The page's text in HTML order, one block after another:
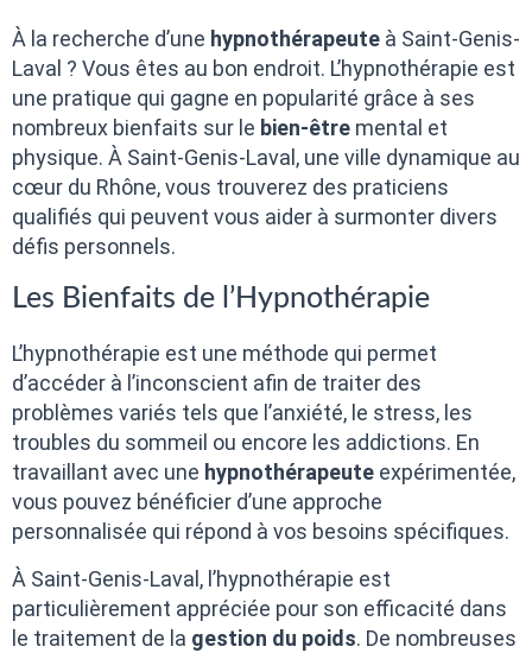
À la recherche d’une hypnothérapeute à Saint-Genis-
Laval ? Vous êtes au bon endroit. L’hypnothérapie est
une pratique qui gagne en popularité grâce à ses
nombreux bienfaits sur le bien-être mental et
physique. À Saint-Genis-Laval, une ville dynamique au
cœur du Rhône, vous trouverez des praticiens
qualifiés qui peuvent vous aider à surmonter divers
défis personnels.
Les Bienfaits de l’Hypnothérapie
L’hypnothérapie est une méthode qui permet
d’accéder à l’inconscient afin de traiter des
problèmes variés tels que l’anxiété, le stress, les
troubles du sommeil ou encore les addictions. En
travaillant avec une hypnothérapeute expérimentée,
vous pouvez bénéficier d’une approche
personnalisée qui répond à vos besoins spécifiques.
À Saint-Genis-Laval, l’hypnothérapie est
particulièrement appréciée pour son efficacité dans
le traitement de la gestion du poids. De nombreuses